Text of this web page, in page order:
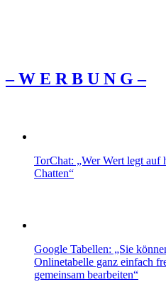
– W Ε R Β U Ν G –
TorChat: „Wer Wert legt auf
Chatten“
Google Tabellen: „Sie
Onlinetabelle ganz einfach
gemeinsam bearbeiten“